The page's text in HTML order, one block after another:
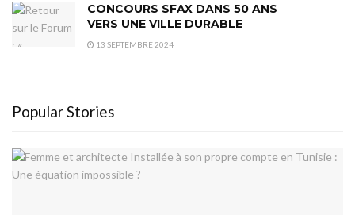
CONCOURS SFAX DANS 50 ANS
VERS UNE VILLE DURABLE
13 SEPTEMBRE 2024
Popular Stories